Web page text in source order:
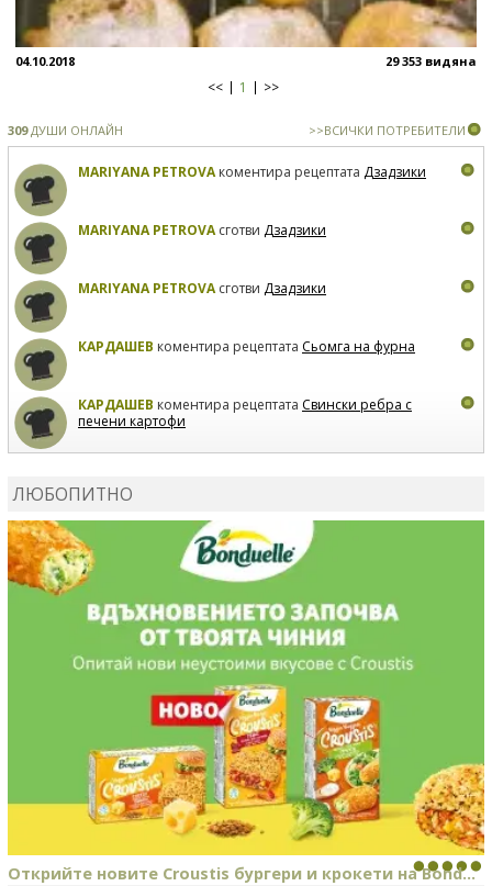
04.10.2018 29 353 видяна
<< 1 >>
309ДУШИ ОНЛАЙН >>ВСИЧКИ ПОТРЕБИТЕЛИ
MARIYANA PETROVAкоментира рецептата Дзадзики
MARIYANA PETROVAсготви Дзадзики
MARIYANA PETROVAсготви Дзадзики
КАРДАШЕВ коментира рецептата Сьомга на фурна
КАРДАШЕВ коментира рецептата Свински ребра с
печени картофи
MARINA_VITAкоментира рецептатаКиноа със
зеленчуци
ЛЮБОПИТНО
Открийте новите Croustis бургери и крокети на Bond...